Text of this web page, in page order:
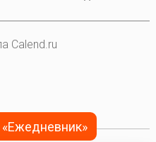
Calend.ru
«Ежедневник»